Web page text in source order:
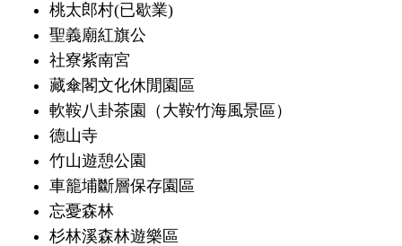
桃太郎村(已歇業)
聖義廟紅旗公
社寮紫南宮
藏傘閣文化休閒園區
軟鞍八卦茶園（大鞍竹海風景區）
德山寺
竹山遊憩公園
車籠埔斷層保存園區
忘憂森林
杉林溪森林遊樂區